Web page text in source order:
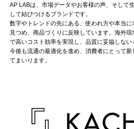
AP LABは、市場データやお客様の声、そして
して結びつけるブランドです。
数字やトレンドの先にある、使われ方や本当
見つめ、商品づくりに反映しています。海外
で高いコスト効率を実現し、品質に妥協しない
今後も流通の最適化を進め、消費者にとって
てまいります。